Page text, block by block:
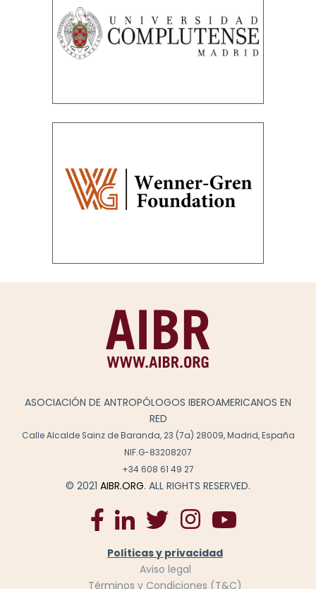
ASOCIACIÓN DE ANTROPÓLOGOS IBEROAMERICANOS EN
RED
Calle Alcalde Sainz de Baranda, 23 (7a) 28009, Madrid, España
NIF.G-83208207
+34 608 61 49 27
© 2021 AIBR.ORG. ALL RIGHTS RESERVED.
Políticas y privacidad
Aviso legal
Términos y Condiciones (T&C)